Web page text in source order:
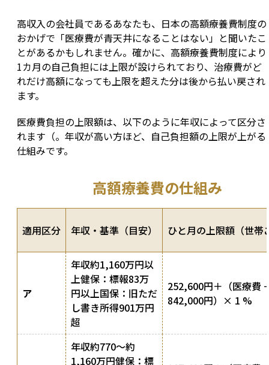
高収入の会社員であるあなたも、日本の高額療養費制度の
おかげで「医療費が青天井になることはない」と聞いたこ
とがあるかもしれません。確かに、高額療養費制度により
1カ月の自己負担には上限が設けられており、治療費がど
れだけ高額になっても上限を超えた分は後から払い戻され
ます。
医療費負担の上限額は、以下のように年収によって区分さ
れます（。年収が高い方ほど、自己負担額の上限が上がる
仕組みです。
適用区分 年収・基準（目安） ひと月の上限額（世帯
ア
年収約1,160万円以
上健保：標報83万
円以上国保：旧ただ
し書き所得901万円
超
252,600円＋（医療費 −
842,000円）× 1 %
年収約770〜約
1,160万円健保：標
高額療養費の仕組み